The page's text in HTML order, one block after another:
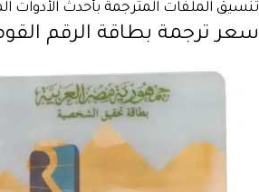
تنسيق الملفات المترجمة بأحدث
سعر ترجمة بطاقة الرقم